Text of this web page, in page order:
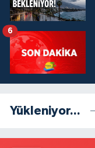
6
Yükleniyor...